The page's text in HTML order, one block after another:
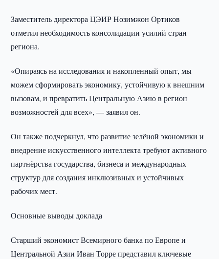
Заместитель директора ЦЭИР Нозимжон Ортиков
отметил необходимость консолидации усилий стран
региона.
«Опираясь на исследования и накопленный опыт, мы
можем сформировать экономику, устойчивую к внешним
вызовам, и превратить Центральную Азию в регион
возможностей для всех», — заявил он.
Он также подчеркнул, что развитие зелёной экономики и
внедрение искусственного интеллекта требуют активного
партнёрства государства, бизнеса и международных
структур для создания инклюзивных и устойчивых
рабочих мест.
Основные выводы доклада
Старший экономист Всемирного банка по Европе и
Центральной Азии Иван Торре представил ключевые